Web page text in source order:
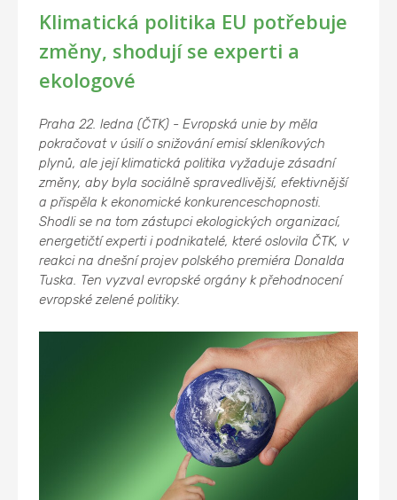
Klimatická politika EU potřebuje
změny, shodují se experti a
ekologové
Praha 22. ledna (ČTK) - Evropská unie by měla
pokračovat v úsilí o snižování emisí skleníkových
plynů, ale její klimatická politika vyžaduje zásadní
změny, aby byla sociálně spravedlivější, efektivnější
a přispěla k ekonomické konkurenceschopnosti.
Shodli se na tom zástupci ekologických organizací,
energetičtí experti i podnikatelé, které oslovila ČTK, v
reakci na dnešní projev polského premiéra Donalda
Tuska. Ten vyzval evropské orgány k přehodnocení
evropské zelené politiky.